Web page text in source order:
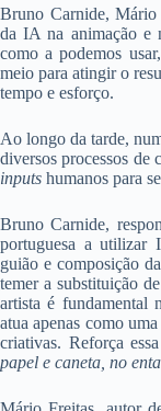
Bruno Carnide,
da IA na animação e
como a podemos
meio para atingir o
tempo e esforço.
Ao longo da tarde,
diversos processos de
inputs humanos para
Bruno Carnide,
portuguesa a utilizar
guião e composição
temer a substituição
artista é fundamental
atua apenas como
criativas. Reforça
papel e caneta, no